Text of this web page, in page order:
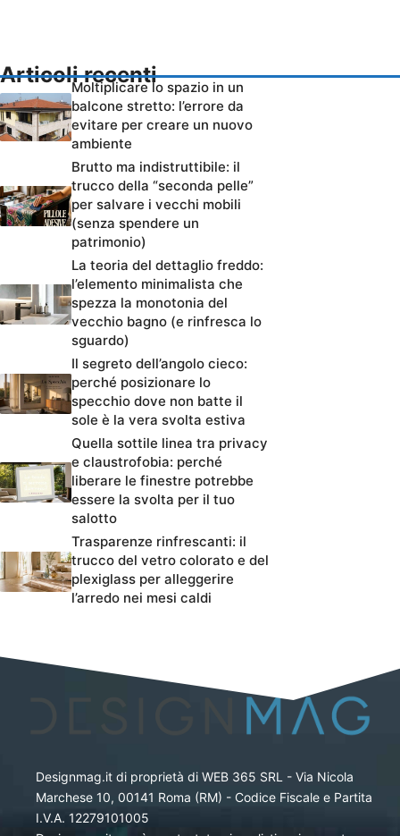
Articoli recenti
Moltiplicare lo spazio in un
balcone stretto: l’errore da
evitare per creare un nuovo
ambiente
Brutto ma indistruttibile: il
trucco della “seconda pelle”
per salvare i vecchi mobili
(senza spendere un
patrimonio)
La teoria del dettaglio freddo:
l’elemento minimalista che
spezza la monotonia del
vecchio bagno (e rinfresca lo
sguardo)
Il segreto dell’angolo cieco:
perché posizionare lo
specchio dove non batte il
sole è la vera svolta estiva
Quella sottile linea tra privacy
e claustrofobia: perché
liberare le finestre potrebbe
essere la svolta per il tuo
salotto
Trasparenze rinfrescanti: il
trucco del vetro colorato e del
plexiglass per alleggerire
l’arredo nei mesi caldi
Designmag.it di proprietà di WEB 365 SRL - Via Nicola
Marchese 10, 00141 Roma (RM) - Codice Fiscale e Partita
I.V.A. 12279101005